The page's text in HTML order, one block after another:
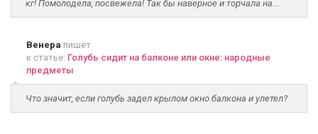
кг! Помолодела, посвежела! Так бы наверное и торчала на...
Венера пишет
к статье: Голубь сидит на балконе или окне: народные
предметы
Что значит, если голубь задел крылом окно балкона и улетел?